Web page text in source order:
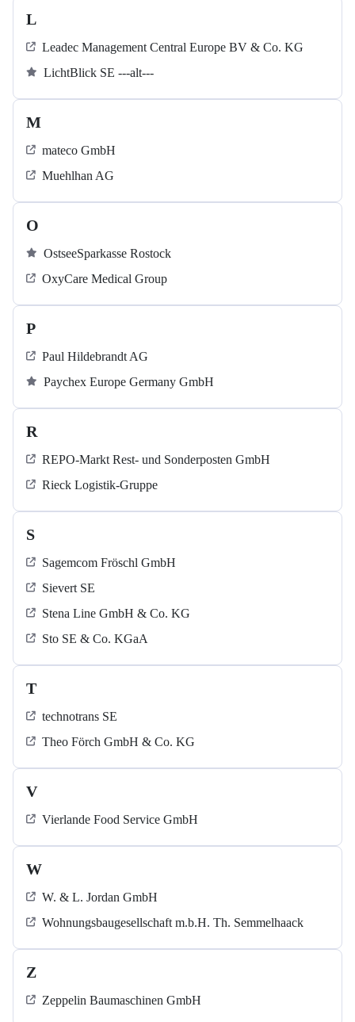
L
Leadec Management Central Europe BV & Co. KG
LichtBlick SE ---alt---
M
mateco GmbH
Muehlhan AG
O
OstseeSparkasse Rostock
OxyCare Medical Group
P
Paul Hildebrandt AG
Paychex Europe Germany GmbH
R
REPO-Markt Rest- und Sonderposten GmbH
Rieck Logistik-Gruppe
S
Sagemcom Fröschl GmbH
Sievert SE
Stena Line GmbH & Co. KG
Sto SE & Co. KGaA
T
technotrans SE
Theo Förch GmbH & Co. KG
V
Vierlande Food Service GmbH
W
W. & L. Jordan GmbH
Wohnungsbaugesellschaft m.b.H. Th. Semmelhaack
Z
Zeppelin Baumaschinen GmbH